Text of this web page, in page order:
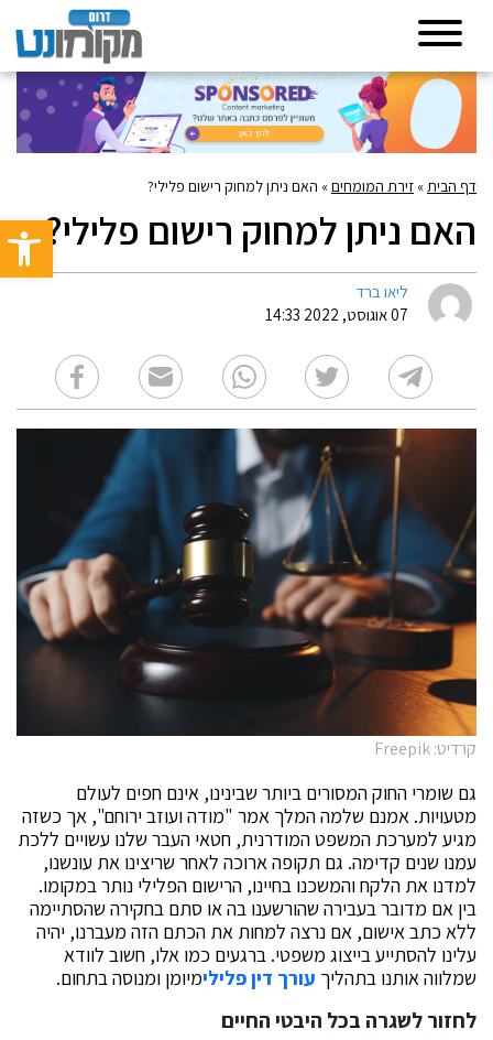
פתח
דף הבית» זירת המומחים» האם ניתן למחוק רישום פלילי?
האם ניתן למחוק רישום פלילי?
ליאו ברד
07 אוגוסט, 2022 14:33
קרדיט: Freepik
גם שומרי החוק המסורים ביותר שבינינו, אינם חפים לעולם
מטעויות. אמנם שלמה המלך אמר "מודה ועוזב ירוחם", אך כשזה
מגיע למערכת המשפט המודרנית, חטאי העבר שלנו עשויים ללכת
עמנו שנים קדימה. גם תקופה ארוכה לאחר שריצינו את עונשנו,
למדנו את הלקח והמשכנו בחיינו, הרישום הפלילי נותר במקומו.
בין אם מדובר בעבירה שהורשענו בה או סתם בחקירה שהסתיימה
ללא כתב אישום, אם נרצה למחות את הכתם הזה מעברנו, יהיה
עלינו להסתייע בייצוג משפטי. ברגעים כמו אלו, חשוב לוודא
שמלווה אותנו בתהליך עורך דין פלילימיומן ומנוסה בתחום.
לחזור לשגרה בכל היבטי החיים